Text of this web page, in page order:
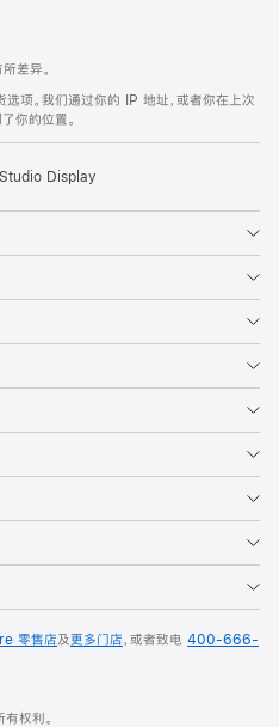
差异。
项。我们通过你的 IP 地址，或者你在上次
你的位置。
Display
零售店及更多门店，或者致电 400-666-
权利。